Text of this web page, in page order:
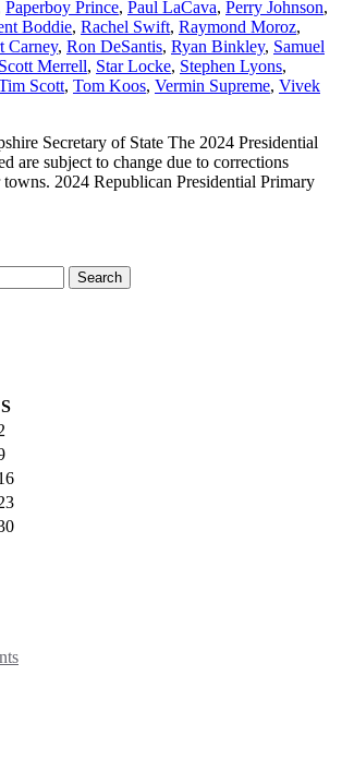
Paperboy Prince, Paul LaCava, Perry Johnson,
Boddie, Rachel Swift, Raymond Moroz,
Carney, Ron DeSantis, Ryan Binkley, Samuel
Scott Merrell, Star Locke, Stephen Lyons,
Scott, Tom Koos, Vermin Supreme, Vivek
Secretary of State The 2024 Presidential
are subject to change due to corrections
2024 Republican Presidential Primary
S